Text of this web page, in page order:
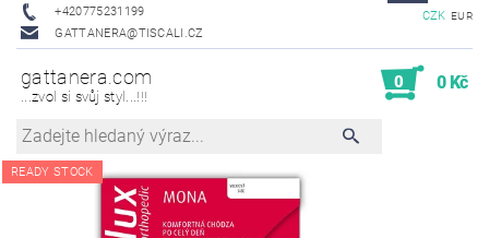
+420775231199
GATTANERA@TISCALI.CZ
CZK EUR
gattanera.com
...zvol si svůj styl...!!!
0 0 Kč
READY STOCK